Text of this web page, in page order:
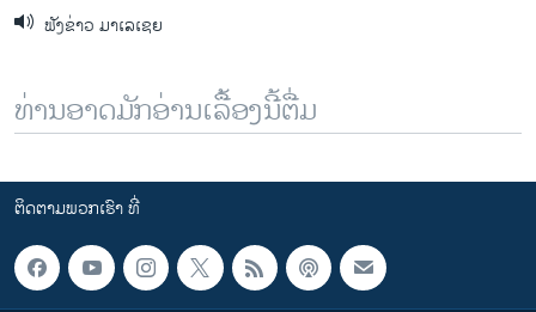
ຟັງຂ່າວ ມາເລເຊຍ
ທ່ານອາດມັກອ່ານເລື້ອງນີ້ຕື່ມ
ຕິດຕາມພວກເຮົາ ທີ່